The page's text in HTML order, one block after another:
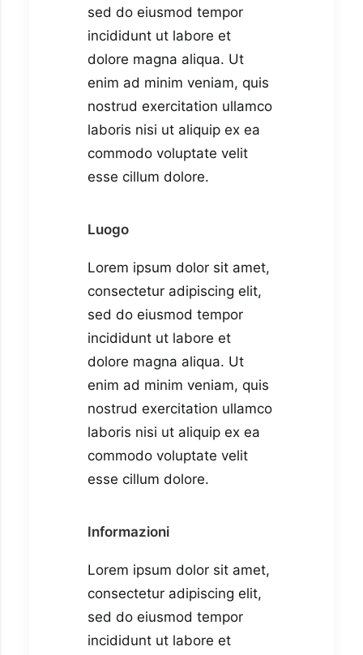
sed do eiusmod tempor
incididunt ut labore et
dolore magna aliqua. Ut
enim ad minim veniam, quis
nostrud exercitation ullamco
laboris nisi ut aliquip ex ea
commodo voluptate velit
esse cillum dolore.
Luogo
Lorem ipsum dolor sit amet,
consectetur adipiscing elit,
sed do eiusmod tempor
incididunt ut labore et
dolore magna aliqua. Ut
enim ad minim veniam, quis
nostrud exercitation ullamco
laboris nisi ut aliquip ex ea
commodo voluptate velit
esse cillum dolore.
Informazioni
Lorem ipsum dolor sit amet,
consectetur adipiscing elit,
sed do eiusmod tempor
incididunt ut labore et